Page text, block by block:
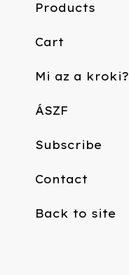
Products
Cart
Mi az a kroki?
ÁSZF
Subscribe
Contact
Back to site